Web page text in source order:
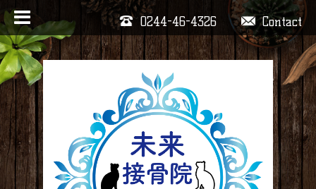
Contact
0244-46-4326